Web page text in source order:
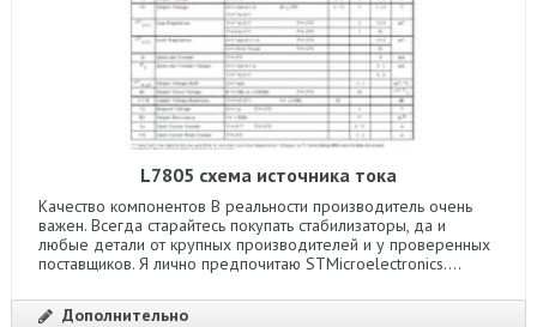
L7805 схема источника тока
Качество компонентов В реальности производитель очень
важен. Всегда старайтесь покупать стабилизаторы, да и
любые детали от крупных производителей и у проверенных
поставщиков. Я лично предпочитаю STMicroelectronics....
Дополнительно